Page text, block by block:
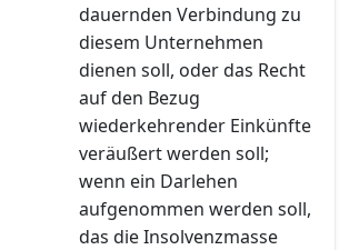
dauernden Verbindung zu
diesem Unternehmen
dienen soll, oder das Recht
auf den Bezug
wiederkehrender Einkünfte
veräußert werden soll;
wenn ein Darlehen
aufgenommen werden soll,
das die Insolvenzmasse